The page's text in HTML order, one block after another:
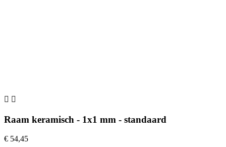
 
Raam keramisch - 1x1 mm - standaard
€ 54,45